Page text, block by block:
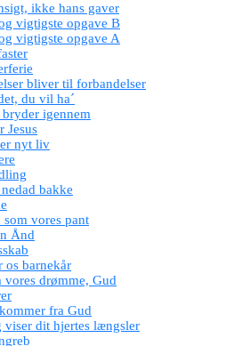
ikke hans gaver
vigtigste opgave B
vigtigste opgave A
bliver til forbandelser
du vil ha´
igennem
Jesus
nyt liv
bakke
vores pant
Ånd
os barnekår
vores drømme, Gud
fra Gud
viser dit hjertes længsler